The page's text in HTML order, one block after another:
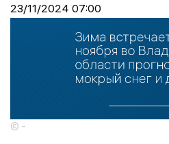
23/11/2024 07:00
© -